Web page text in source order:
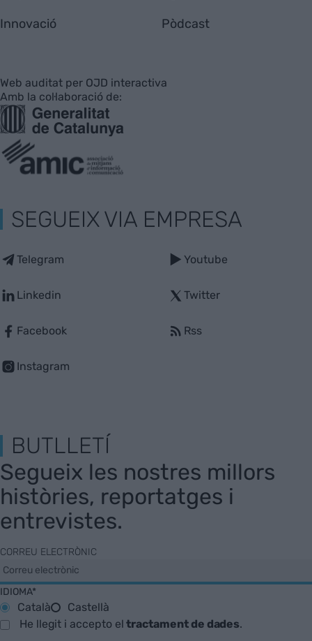
Innovació Pòdcast
Web auditat per OJD interactiva
Amb la col·laboració de:
SEGUEIX VIA EMPRESA
Telegram
Linkedin
Facebook
Instagram
Youtube
Twitter
Rss
BUTLLETÍ
Segueix les nostres millors
històries, reportatges i
entrevistes.
CORREU ELECTRÒNIC
IDIOMA*
Català
Castellà
He llegit i accepto eltractament de dades.